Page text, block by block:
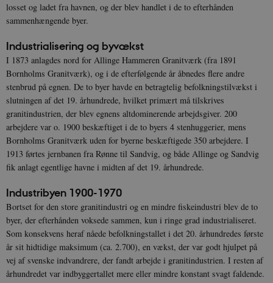
losset og ladet fra havnen, og der blev handlet i de to efterhånden
sammenhængende byer.
Industrialisering og byvækst
I 1873 anlagdes nord for Allinge Hammeren Granitværk (fra 1891
Bornholms Granitværk), og i de efterfølgende år åbnedes flere andre
stenbrud på egnen. De to byer havde en betragtelig befolkningstilvækst i
slutningen af det 19. århundrede, hvilket primært må tilskrives
granitindustrien, der blev egnens altdominerende arbejdsgiver. 200
arbejdere var o. 1900 beskæftiget i de to byers 4 stenhuggerier, mens
Bornholms Granitværk uden for byerne beskæftigede 350 arbejdere. I
1913 førtes jernbanen fra Rønne til Sandvig, og både Allinge og Sandvig
fik anlagt egentlige havne i midten af det 19. århundrede.
Industribyen 1900-1970
Bortset for den store granitindustri og en mindre fiskeindustri blev de to
byer, der efterhånden voksede sammen, kun i ringe grad industrialiseret.
Som konsekvens heraf nåede befolkningstallet i det 20. århundredes første
år sit hidtidige maksimum (ca. 2.700), en vækst, der var godt hjulpet på
vej af svenske indvandrere, der fandt arbejde i granitindustrien. I resten af
århundredet var indbyggertallet mere eller mindre konstant svagt faldende.